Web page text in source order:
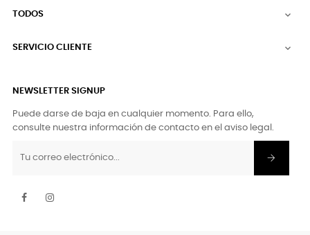
TODOS 
SERVICIO CLIENTE 
NEWSLETTER SIGNUP
Puede darse de baja en cualquier momento. Para ello,
consulte nuestra información de contacto en el aviso legal.
Facebook